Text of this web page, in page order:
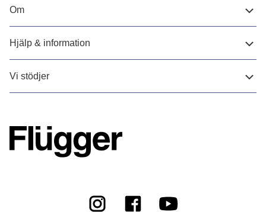
Om
Hjälp & information
Vi stödjer